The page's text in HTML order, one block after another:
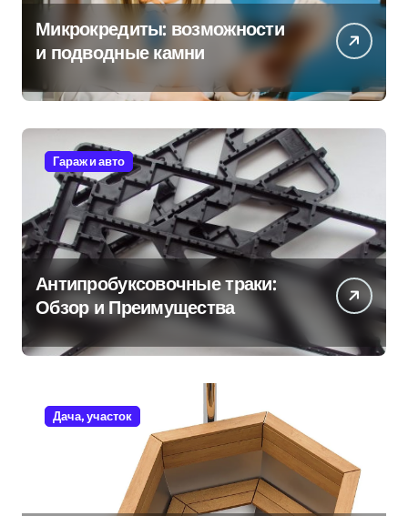
Микрокредиты: возможности
и подводные камни
Гараж и авто
Антипробуксовочные траки:
Обзор и Преимущества
Дача, участок